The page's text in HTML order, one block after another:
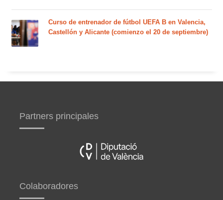
Curso de entrenador de fútbol UEFA B en Valencia,
Castellón y Alicante (comienzo el 20 de septiembre)
Partners principales
Colaboradores